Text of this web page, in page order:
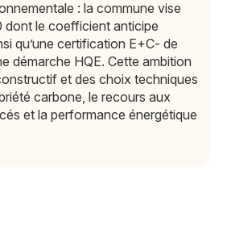
: la commune vise
dont le coefficient anticipe
qu’une certification E+C- de
démarche HQE. Cette ambition
et des choix techniques
carbone, le recours aux
et la performance énergétique